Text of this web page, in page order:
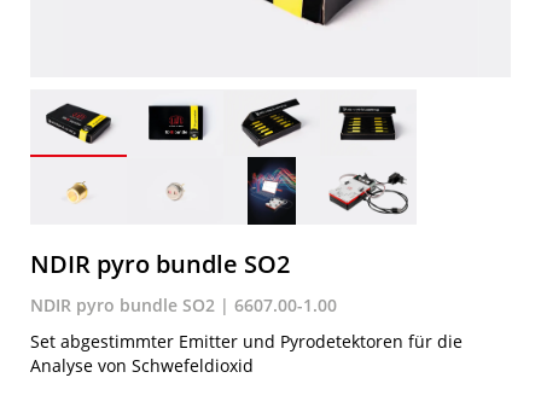
NDIR pyro bundle SO2
NDIR pyro bundle SO2 | 6607.00-1.00
Set abgestimmter Emitter und Pyrodetektoren für die
Analyse von Schwefeldioxid